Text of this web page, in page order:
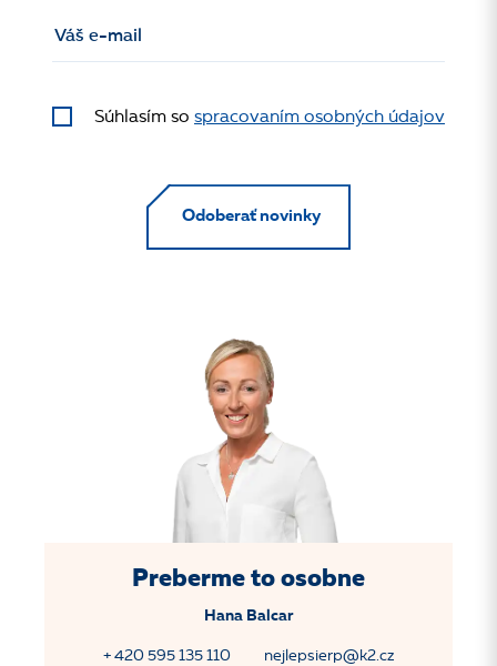
Súhlasím so spracovaním osobných údajov
Odoberať novinky
Preberme to osobne
Hana Balcar
+ 420 595 135 110 nejlepsierp@k2.cz